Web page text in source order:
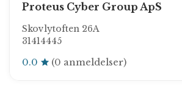
Proteus Cyber Group ApS
Skovlytoften 26A
31414445
0.0 (0 anmeldelser)